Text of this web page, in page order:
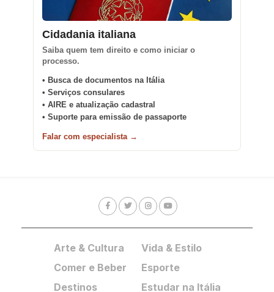
Cidadania italiana
Saiba quem tem direito e como iniciar o
processo.
• Busca de documentos na Itália
• Serviços consulares
• AIRE e atualização cadastral
• Suporte para emissão de passaporte
Falar com especialista →
Arte & Cultura
Comer e Beber
Destinos
Vida & Estilo
Esporte
Estudar na Itália